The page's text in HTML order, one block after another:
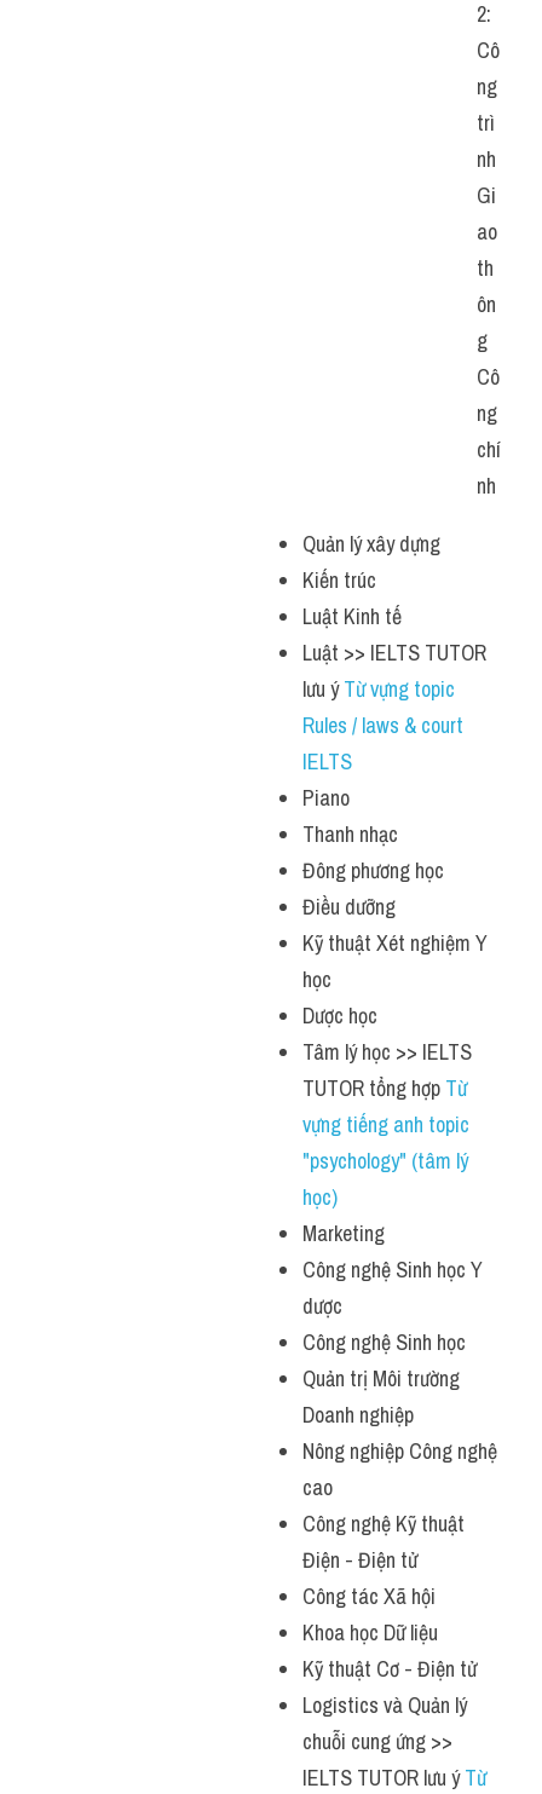
2:
Cô
ng
trì
nh
Gi
ao
th
ôn
g
Cô
ng
chí
nh
Quản lý xây dựng
Kiến trúc
Luật Kinh tế
Luật >> IELTS TUTOR
lưu ý Từ vựng topic
Rules / laws & court
IELTS
Piano
Thanh nhạc
Đông phương học
Điều dưỡng
Kỹ thuật Xét nghiệm Y
học
Dược học
Tâm lý học >> IELTS
TUTOR tổng hợp Từ
vựng tiếng anh topic
"psychology" (tâm lý
học)
Marketing
Công nghệ Sinh học Y
dược
Công nghệ Sinh học
Quản trị Môi trường
Doanh nghiệp
Nông nghiệp Công nghệ
cao
Công nghệ Kỹ thuật
Điện - Điện tử
Công tác Xã hội
Khoa học Dữ liệu
Kỹ thuật Cơ - Điện tử
Logistics và Quản lý
chuỗi cung ứng >>
IELTS TUTOR lưu ý Từ